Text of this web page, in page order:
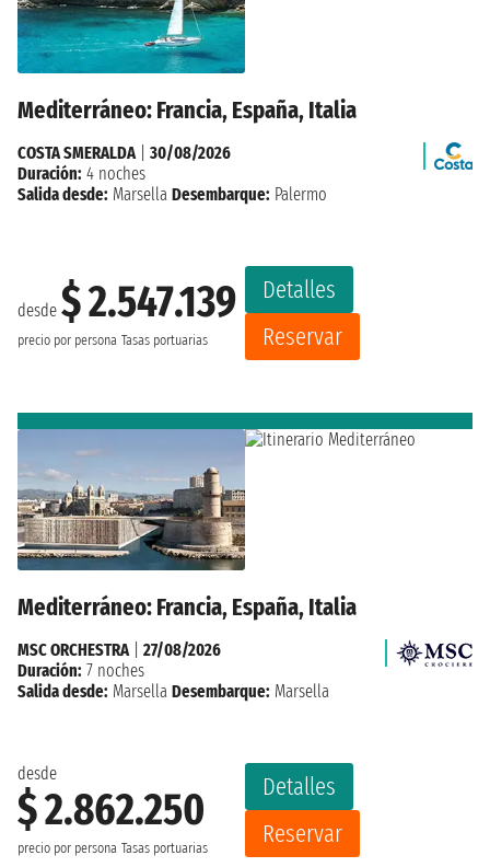
Mediterráneo: Francia, España, Italia
desde $ 2.547.139
precio por persona Tasas portuarias
Detalles
Reservar
COSTA SMERALDA
30/08/2026
Duración: 4 noches
Salida desde: Marsella Desembarque: Palermo
Mediterráneo: Francia, España, Italia
desde
$ 2.862.250
precio por persona Tasas portuarias
Detalles
Reservar
MSC ORCHESTRA| 27/08/2026
Duración: 7 noches
Salida desde: Marsella Desembarque: Marsella